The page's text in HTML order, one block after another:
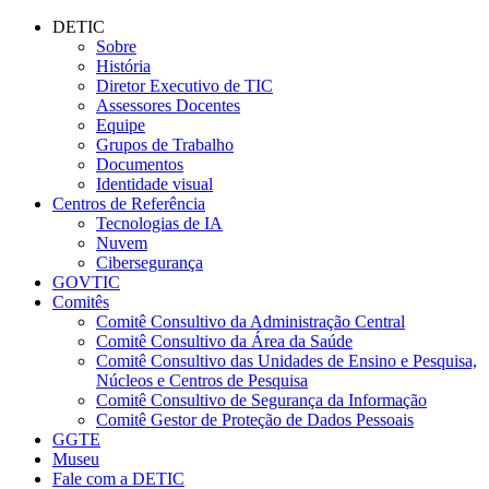
Conteúdo principal
DETIC
Sobre
História
Diretor Executivo de TIC
Assessores Docentes
Equipe
Grupos de Trabalho
Documentos
Identidade visual
Centros de Referência
Tecnologias de IA
Nuvem
Cibersegurança
GOVTIC
Comitês
Comitê Consultivo da Administração Central
Comitê Consultivo da Área da Saúde
Comitê Consultivo das Unidades de Ensino e Pesquisa,
Núcleos e Centros de Pesquisa
Comitê Consultivo de Segurança da Informação
Comitê Gestor de Proteção de Dados Pessoais
GGTE
Museu
Fale com a DETIC